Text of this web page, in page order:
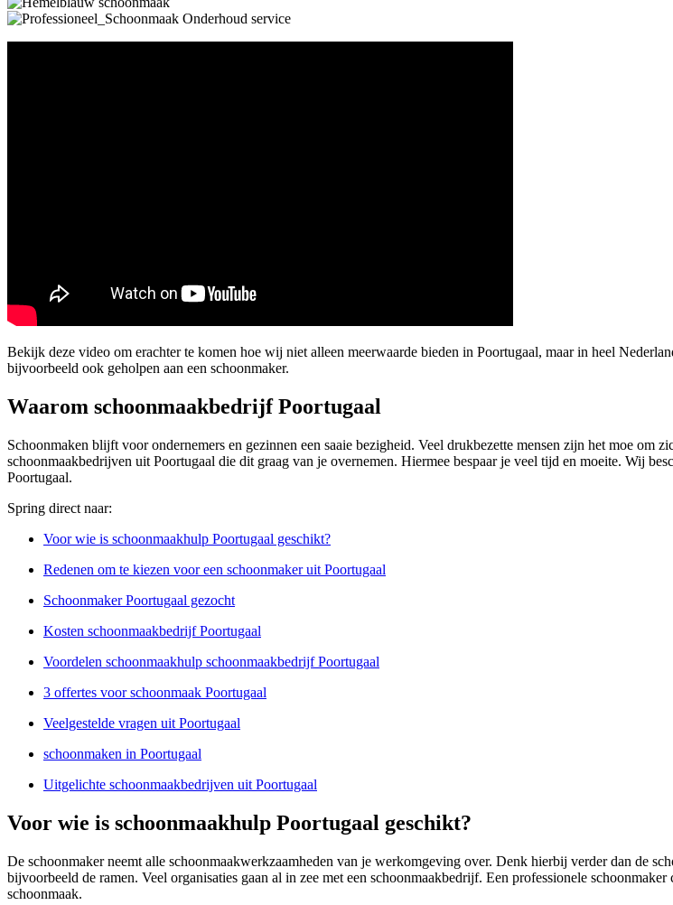
Bekijk deze video om erachter te komen hoe wij niet alleen meerwaarde bieden in Poortugaal, maar in heel
bijvoorbeeld ook geholpen aan een schoonmaker.
Waarom schoonmaakbedrijf Poortugaal
Schoonmaken blijft voor ondernemers en gezinnen een saaie bezigheid. Veel drukbezette mensen zijn het moe
schoonmaakbedrijven uit Poortugaal die dit graag van je overnemen. Hiermee bespaar je veel tijd en moeite. Wij
Poortugaal.
Spring direct naar:
Voor wie is schoonmaakhulp Poortugaal geschikt?
Redenen om te kiezen voor een schoonmaker uit Poortugaal
Schoonmaker Poortugaal gezocht
Kosten schoonmaakbedrijf Poortugaal
Voordelen schoonmaakhulp schoonmaakbedrijf Poortugaal
3 offertes voor schoonmaak Poortugaal
Veelgestelde vragen uit Poortugaal
schoonmaken in Poortugaal
Uitgelichte schoonmaakbedrijven uit Poortugaal
Voor wie is schoonmaakhulp Poortugaal geschikt?
De schoonmaker neemt alle schoonmaakwerkzaamheden van je werkomgeving over. Denk hierbij verder dan de
bijvoorbeeld de ramen. Veel organisaties gaan al in zee met een schoonmaakbedrijf. Een professionele
schoonmaak.